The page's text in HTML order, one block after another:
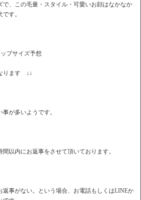
で、この毛量・スタイル・可愛いお顔はなかなか
す。
プサイズ予想
ります ↓↓
が多いようです。
以内にお返事をさせて頂いております。
返事がない。という場合、お電話もしくはLINEか